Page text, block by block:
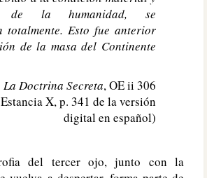
de la humanidad, se
totalmente. Esto fue anterior
de la masa del Continente
La Doctrina Secreta, OE ii 306
X, p. 341 de la versión
digital en español)
del tercer ojo, junto con la